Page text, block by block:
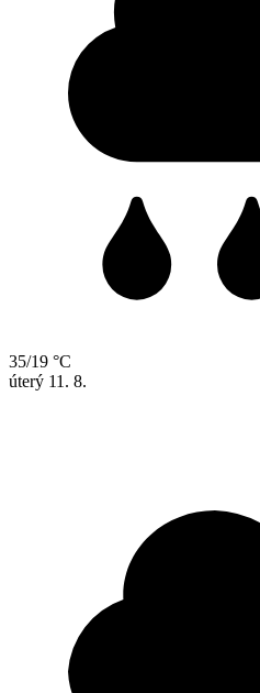
35/19 °C
úterý 11. 8.